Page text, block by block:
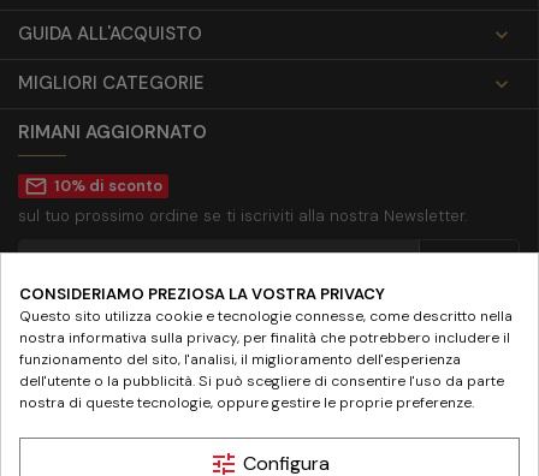
GUIDA ALL'ACQUISTO

MIGLIORI CATEGORIE

RIMANI AGGIORNATO
mail_outline 10% di sconto
sul tuo prossimo ordine se ti iscriviti alla nostra Newsletter.
Accetto laprivacy policy
SEGUICI SU
CONSIDERIAMO PREZIOSA LA VOSTRA PRIVACY
Questo sito utilizza cookie e tecnologie connesse, come descritto nella
nostra informativa sulla privacy, per finalità che potrebbero includere il
funzionamento del sito, l'analisi, il miglioramento dell'esperienza
dell'utente o la pubblicità. Si può scegliere di consentire l'uso da parte
nostra di queste tecnologie, oppure gestire le proprie preferenze.
tune Configura